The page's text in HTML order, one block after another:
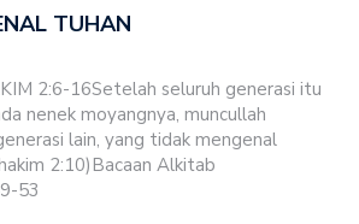
TUHAN
2:6-16Setelah seluruh generasi itu
nenek moyangnya, muncullah
lain, yang tidak mengenal
2:10)Bacaan Alkitab
53